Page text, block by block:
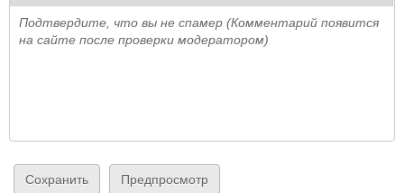
Подтвердите, что вы не спамер (Комментарий появится
на сайте после проверки модератором)